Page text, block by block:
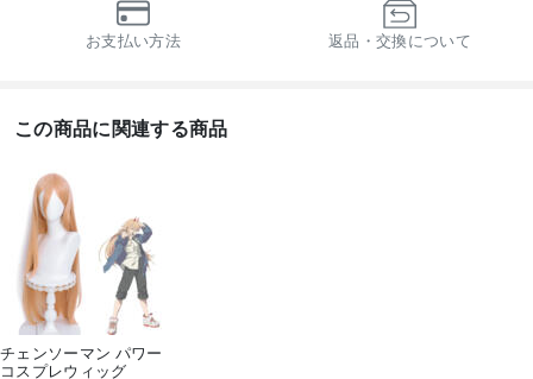
お支払い方法 返品・交換について
この商品に関連する商品
チェンソーマン パワー
コスプレウィッグ